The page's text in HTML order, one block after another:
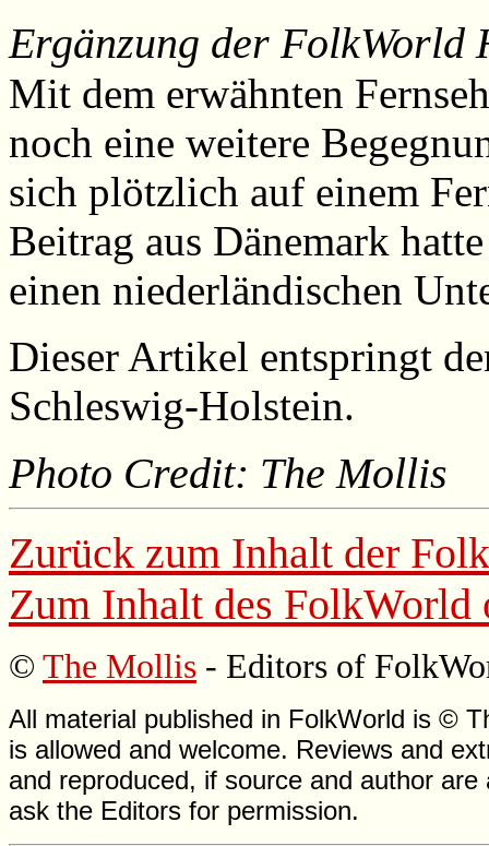
Ergänzung der FolkWorld
Mit dem erwähnten
noch eine weitere
sich plötzlich auf einem
Beitrag aus Dänemark
einen niederländischen
Dieser Artikel entspringt
Schleswig-Holstein.
Photo Credit: The Mollis
Zurück zum Inhalt der
Zum Inhalt des FolkWorld
© The Mollis - Editors of
All material published in FolkWorld is ©
is allowed and welcome. Reviews and
and reproduced, if source and author
ask the Editors for permission.